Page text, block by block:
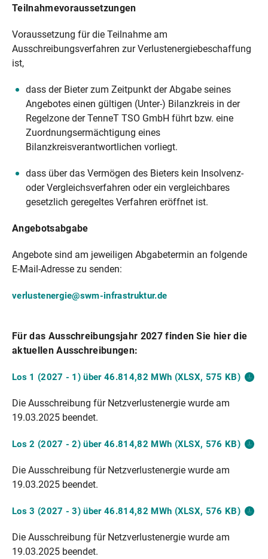
Teilnahmevoraussetzungen
Voraussetzung für die Teilnahme am
Ausschreibungsverfahren zur Verlustenergiebeschaffung
ist,
dass der Bieter zum Zeitpunkt der Abgabe seines
Angebotes einen gültigen (Unter-) Bilanzkreis in der
Regelzone der TenneT TSO GmbH führt bzw. eine
Zuordnungsermächtigung eines
Bilanzkreisverantwortlichen vorliegt.
dass über das Vermögen des Bieters kein Insolvenz-
oder Vergleichsverfahren oder ein vergleichbares
gesetzlich geregeltes Verfahren eröffnet ist.
Angebotsabgabe
Angebote sind am jeweiligen Abgabetermin an folgende
E-Mail-Adresse zu senden:
verlustenergie@swm-infrastruktur.de
Für das Ausschreibungsjahr 2027 finden Sie hier die
aktuellen Ausschreibungen:
Los 1 (2027 - 1) über 46.814,82 MWh (XLSX, 575 KB)
Die Ausschreibung für Netzverlustenergie wurde am
19.03.2025 beendet.
Los 2 (2027 - 2) über 46.814,82 MWh (XLSX, 576 KB)
Die Ausschreibung für Netzverlustenergie wurde am
19.03.2025 beendet.
Los 3 (2027 - 3) über 46.814,82 MWh (XLSX, 576 KB)
Die Ausschreibung für Netzverlustenergie wurde am
19.03.2025 beendet.